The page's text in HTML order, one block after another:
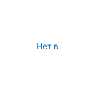
Нет в